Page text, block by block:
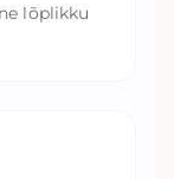
lõplikku